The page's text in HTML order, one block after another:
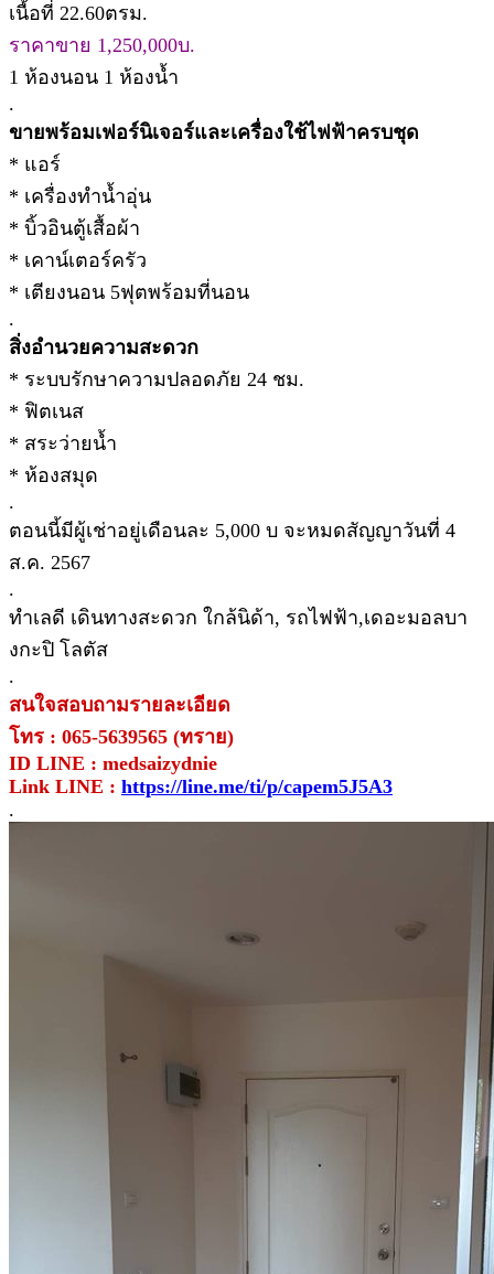
เนื้อที่ 22.60ตรม.
ราคาขาย 1,250,000บ.
1 ห้องนอน 1 ห้องน้ำ
.
ขายพร้อมเฟอร์นิเจอร์และเครื่องใช้ไฟฟ้าครบชุด
* แอร์
* เครื่องทำน้ำอุ่น
* บิ้วอินตู้เสื้อผ้า
* เคาน์เตอร์ครัว
* เตียงนอน 5ฟุตพร้อมที่นอน
.
สิ่งอำนวยความสะดวก
* ระบบรักษาความปลอดภัย 24 ชม.
* ฟิตเนส
* สระว่ายน้ำ
* ห้องสมุด
.
ตอนนี้มีผู้เช่าอยู่เดือนละ 5,000 บ จะหมดสัญญาวันที่ 4
ส.ค. 2567
.
ทำเลดี เดินทางสะดวก ใกล้นิด้า, รถไฟฟ้า,เดอะมอลบา
งกะปิ โลตัส
.
สนใจสอบถามรายละเอียด
โทร : 065-5639565 (ทราย)
ID LINE : medsaizydnie
Link LINE : https://line.me/ti/p/capem5J5A3
.